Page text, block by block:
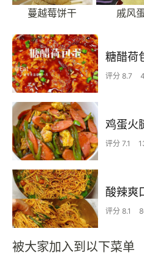
蔓越莓饼干 戚风
糖醋荷
评分 8.7
鸡蛋火
评分 7.1
评分 8.1
被大家加入到以下菜单